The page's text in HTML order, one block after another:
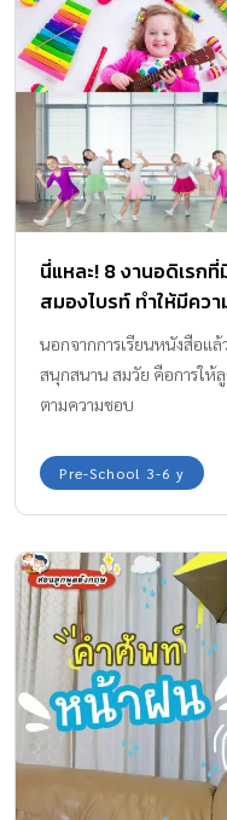
นี่แหละ! 8 งานอดิเรก
สมองไบรท์ ทำให้มีคว
นอกจากการเรียนหนังสือแ
สนุกสนาน สมวัย คือการให้
ตามความชอบ
Pre-School 3-6 y